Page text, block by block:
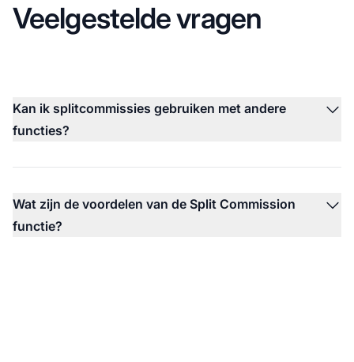
Veelgestelde vragen
Kan ik splitcommissies gebruiken met andere
functies?
Wat zijn de voordelen van de Split Commission
functie?